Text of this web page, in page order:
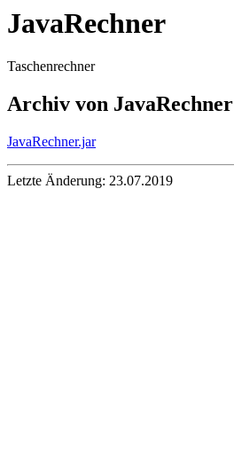
JavaRechner
Taschenrechner
Archiv von JavaRechner
JavaRechner.jar
Letzte Änderung: 23.07.2019